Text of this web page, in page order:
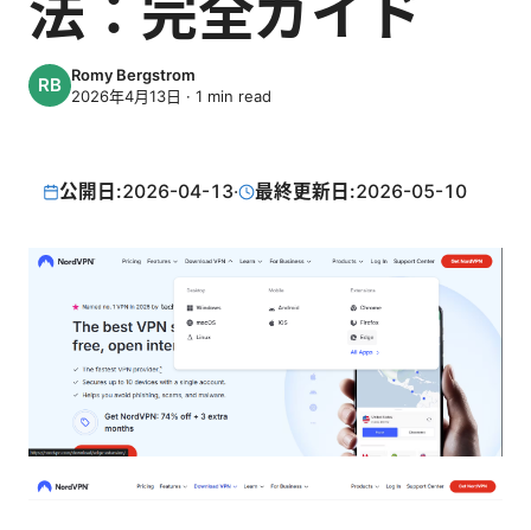
Romy Bergstrom
2026年4月13日 · 1 min read
公開日:2026-04-13· 最終更新日:2026-05-10